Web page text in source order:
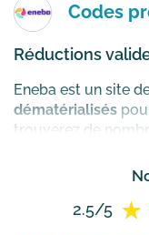
Codes
Réductions
Eneba est un site
dématérialisés
trouverez de
aux jeux du
quelques clics
Comment utiliser
2.5/5